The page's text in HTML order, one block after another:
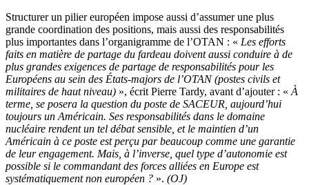
Structurer un pilier européen impose aussi d’assumer une plus
grande coordination des positions, mais aussi des responsabilités
plus importantes dans l’organigramme de l’OTAN : « Les efforts
faits en matière de partage du fardeau doivent aussi conduire à de
plus grandes exigences de partage de responsabilités pour les
Européens au sein des États-majors de l’OTAN (postes civils et
militaires de haut niveau) », écrit Pierre Tardy, avant d’ajouter : « À
terme, se posera la question du poste de SACEUR, aujourd’hui
toujours un Américain. Ses responsabilités dans le domaine
nucléaire rendent un tel débat sensible, et le maintien d’un
Américain à ce poste est perçu par beaucoup comme une garantie
de leur engagement. Mais, à l’inverse, quel type d’autonomie est
possible si le commandant des forces alliées en Europe est
systématiquement non européen ? ». (OJ)